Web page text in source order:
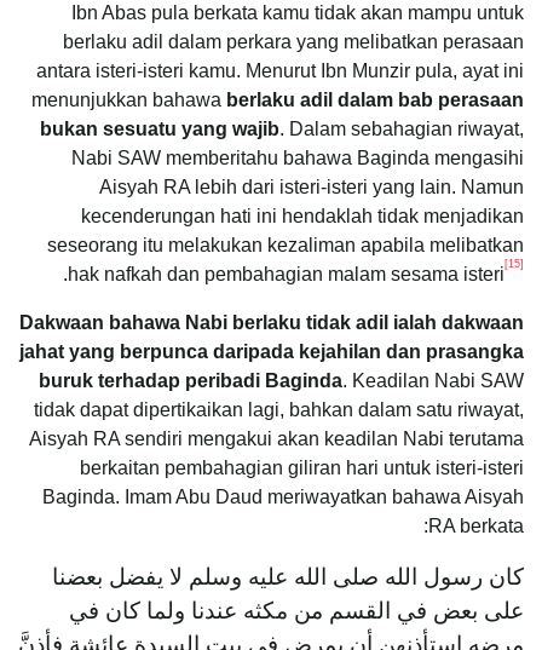
Ibn Abas pula berkata kamu tidak akan mampu untuk
berlaku adil dalam perkara yang melibatkan perasaan
antara isteri-isteri kamu. Menurut Ibn Munzir pula, ayat ini
menunjukkan bahawa berlaku adil dalam bab perasaan
bukan sesuatu yang wajib. Dalam sebahagian riwayat,
Nabi SAW memberitahu bahawa Baginda mengasihi
Aisyah RA lebih dari isteri-isteri yang lain. Namun
kecenderungan hati ini hendaklah tidak menjadikan
seseorang itu melakukan kezaliman apabila melibatkan
hak nafkah dan pembahagian malam sesama isteri [15]
.
Dakwaan bahawa Nabi berlaku tidak adil ialah dakwaan
jahat yang berpunca daripada kejahilan dan prasangka
buruk terhadap peribadi Baginda. Keadilan Nabi SAW
tidak dapat dipertikaikan lagi, bahkan dalam satu riwayat,
Aisyah RA sendiri mengakui akan keadilan Nabi terutama
berkaitan pembahagian giliran hari untuk isteri-isteri
Baginda. Imam Abu Daud meriwayatkan bahawa Aisyah
RA berkata:
كان رسول الله صلى الله عليه وسلم لا يفضل بعضنا
على بعض في القسم من مكثه عندنا ولما كان في
مرضه استأذنهن أن يمرض في بيت السيدة عائشة فأذنَّ